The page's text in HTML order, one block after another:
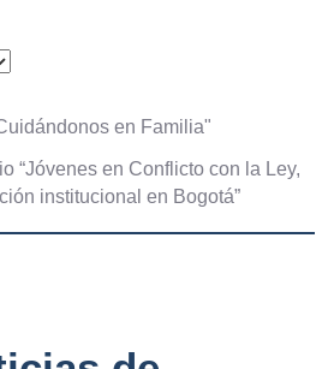
en Familia"
“Jóvenes en Conflicto con la Ley,
institucional en Bogotá”